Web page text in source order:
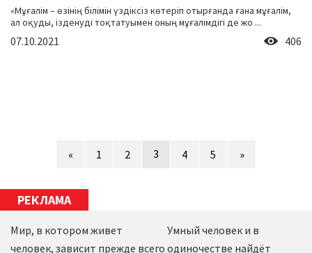
«Мұғалім – өзінің білімін үздіксіз көтеріп отырғанда ғана мұғалім,
ал оқуды, ізденуді тоқтатуымен оның мұғалімдігі де жо ...
07.10.2021 406
« 1 2 3 4 5 »
РЕКЛАМА
Мир, в котором живет
человек, зависит прежде всего
Умный человек и в
одиночестве найдёт